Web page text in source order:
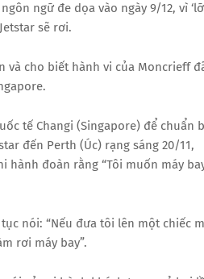
ngữ đe dọa vào ngày 9/12, vì ‘lỡ
sẽ rơi.
và cho biết hành vi của Moncrieff
tế Changi (Singapore) để chuẩn
đến Perth (Úc) rạng sáng 20/11,
đoàn rằng “Tôi muốn máy
nói: “Nếu đưa tôi lên một chiếc
rơi máy bay”.